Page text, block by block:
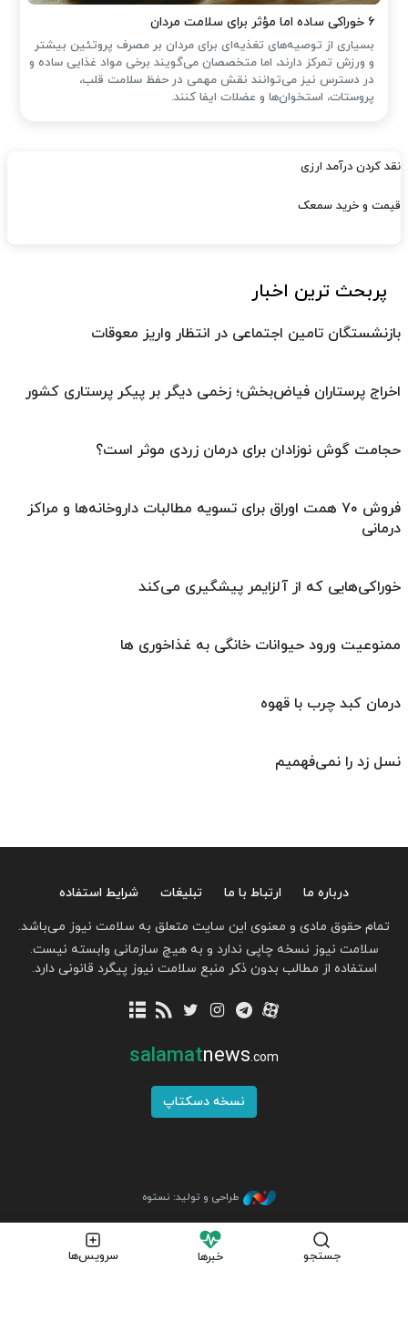
۶ خوراکی ساده اما مؤثر برای سلامت مردان
بسیاری از توصیه‌های تغذیه‌ای برای مردان بر مصرف پروتئین بیشتر
و ورزش تمرکز دارند، اما متخصصان می‌گویند برخی مواد غذایی ساده و
در دسترس نیز می‌توانند نقش مهمی در حفظ سلامت قلب،
پروستات، استخوان‌ها و عضلات ایفا کنند.
نقد کردن درآمد ارزی
قیمت و خرید سمعک
پربحث ترین اخبار
بازنشستگان تامین اجتماعی در انتظار واریز معوقات
اخراج پرستاران فیاض‌بخش؛ زخمی دیگر بر پیکر پرستاری کشور
حجامت گوش نوزادان برای درمان زردی موثر است؟
فروش ۷۰ همت اوراق برای تسویه مطالبات داروخانه‌ها و مراکز
درمانی
خوراکی‌هایی که از آلزایمر پیشگیری می‌کند
ممنوعیت ورود حیوانات خانگی به غذاخوری ها
درمان کبد چرب با قهوه
نسل زد را نمی‌فهمیم
جستجو خبرها سرویس‌ها
درباره ما ارتباط با ما تبلیغات
شرایط استفاده
تمام حقوق مادی و معنوی این سایت متعلق به سلامت نیوز می‌باشد.
سلامت نیوز نسخه چاپی ندارد و به هیچ سازمانی وابسته نیست.
استفاده از مطالب بدون ذکر منبع سلامت نیوز پیگرد قانونی دارد.
salamatnews.com
نسخه دسکتاپ
طراحی و تولید: نستوه